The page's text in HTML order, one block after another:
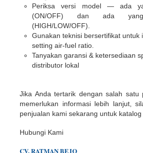
Periksa versi model — ada
(ON/OFF) dan ada
(HIGH/LOW/OFF).
Gunakan teknisi bersertifikat untuk
setting air-fuel ratio.
Tanyakan garansi & ketersediaan
distributor lokal
Jika Anda tertarik dengan salah satu
memerlukan informasi lebih lanjut,
penjualan kami sekarang untuk katalog
Hubungi Kami
CV. RATMAN BEJO